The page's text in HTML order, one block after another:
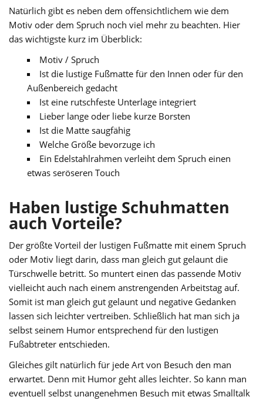
Natürlich gibt es neben dem offensichtlichem wie dem
Motiv oder dem Spruch noch viel mehr zu beachten. Hier
das wichtigste kurz im Überblick:
Motiv / Spruch
Ist die lustige Fußmatte für den Innen oder für den
Außenbereich gedacht
Ist eine rutschfeste Unterlage integriert
Lieber lange oder liebe kurze Borsten
Ist die Matte saugfähig
Welche Größe bevorzuge ich
Ein Edelstahlrahmen verleiht dem Spruch einen
etwas seröseren Touch
Haben lustige Schuhmatten
auch Vorteile?
Der größte Vorteil der lustigen Fußmatte mit einem Spruch
oder Motiv liegt darin, dass man gleich gut gelaunt die
Türschwelle betritt. So muntert einen das passende Motiv
vielleicht auch nach einem anstrengenden Arbeitstag auf.
Somit ist man gleich gut gelaunt und negative Gedanken
lassen sich leichter vertreiben. Schließlich hat man sich ja
selbst seinem Humor entsprechend für den lustigen
Fußabtreter entschieden.
Gleiches gilt natürlich für jede Art von Besuch den man
erwartet. Denn mit Humor geht alles leichter. So kann man
eventuell selbst unangenehmen Besuch mit etwas Smalltalk